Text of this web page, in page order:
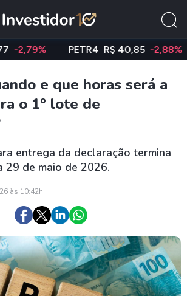
PETR4 R$ 40,85 -2,88%
e que horas será a
o 1º lote de
entrega da declaração termina
29 de maio de 2026.
às 10:42h